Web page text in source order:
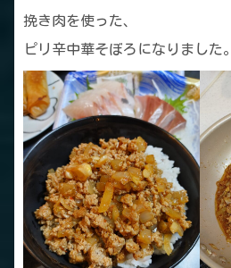
挽き肉を使った、
ピリ辛中華そぼろになりました。